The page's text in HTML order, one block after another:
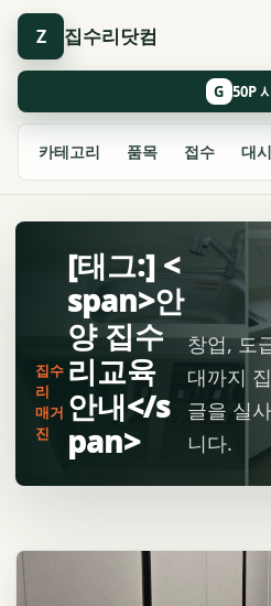
Z 집수리닷컴
카테고리 품목 접수 대
G
집수
리
매거
진
[태그:] <
span>안
양 집수
리교육
안내</s
pan>
창업, 도
대까지
글을 실
니다.